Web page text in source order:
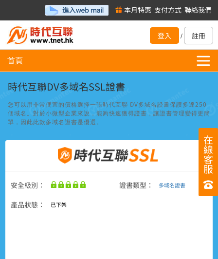
本月特惠 支付方式 聯絡我們
登入 / 註冊
在
線
客
服
首頁
時代互聯DV多域名SSL證書
您可以用非常便宜的價格選擇一張時代互聯 DV多域名證書保護多達250
個域名。對於小微型企業來說，能夠快速獲得證書，讓證書管理變得更簡
單，因此此款多域名證書是優選。
安全級別： 證書類型： 多域名證書
產品狀態： 已下架